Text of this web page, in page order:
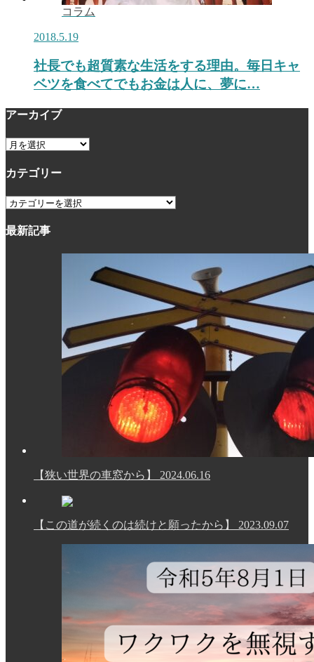
コラム
2018.5.19
社長でも超質素な生活をする理由。毎日キャ
ベツを食べてでもお金は人に、夢に…
アーカイブ
ア
カ
ブ
カテゴリー
カ
ゴ
最新記事
【狭い世界の車窓から】 2024.06.16
【この道が続くのは続けと願ったから】 2023.09.07